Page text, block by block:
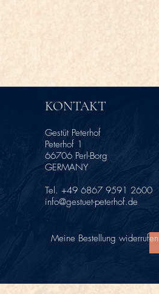
KONTAKT
Gestüt Peterhof
Peterhof 1
66706 Perl-Borg
GERMANY
Tel. +49 6867 9591 2600
info@gestuet-peterhof.de
Meine Bestellung widerrufen